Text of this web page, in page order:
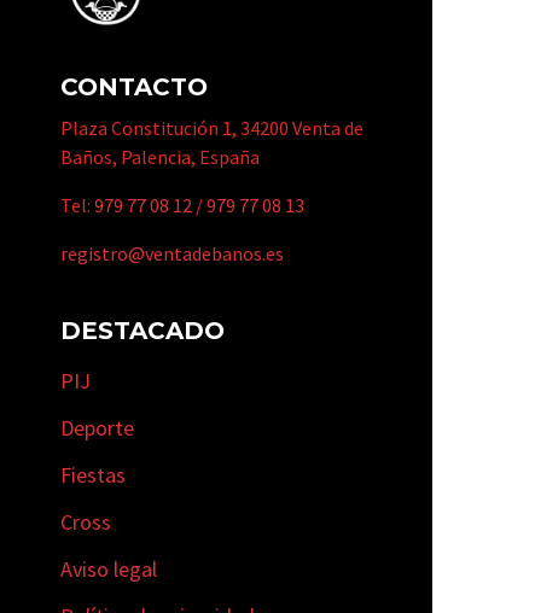
CONTACTO
Plaza Constitución 1, 34200 Venta de
Baños, Palencia, España
Tel: 979 77 08 12 /979 77 08 13
registro@ventadebanos.es
DESTACADO
PIJ
Deporte
Fiestas
Cross
Aviso legal